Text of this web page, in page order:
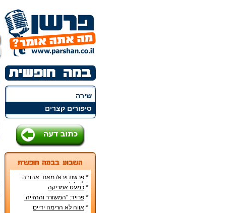
שירה
סיפורים קצרים
* פרשת וירא/ מאת: אהובה
קליין (c)
* כמעט אמריקה
* פרויד: "המשורר וההזייה.
מעשה היצירה בראי
הפסיכואנליזה".
* אווה לא הרימה ידיים